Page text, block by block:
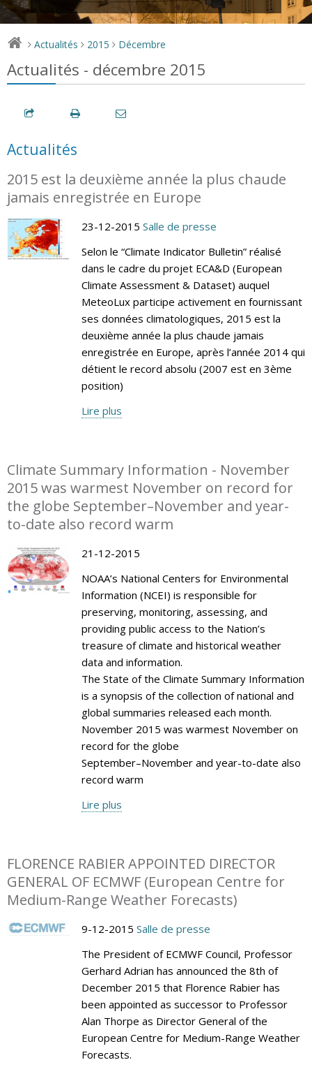
> Actualités > 2015 > Décembre
Actualités - décembre 2015
Actualités
2015 est la deuxième année la plus chaude
jamais enregistrée en Europe
23-12-2015 Salle de presse
Selon le “Climate Indicator Bulletin” réalisé
dans le cadre du projet ECA&D (European
Climate Assessment & Dataset) auquel
MeteoLux participe activement en fournissant
ses données climatologiques, 2015 est la
deuxième année la plus chaude jamais
enregistrée en Europe, après l’année 2014 qui
détient le record absolu (2007 est en 3ème
position)
Lire plus
Climate Summary Information - November
2015 was warmest November on record for
the globe September–November and year-
to-date also record warm
21-12-2015
NOAA’s National Centers for Environmental
Information (NCEI) is responsible for
preserving, monitoring, assessing, and
providing public access to the Nation’s
treasure of climate and historical weather
data and information.
The State of the Climate Summary Information
is a synopsis of the collection of national and
global summaries released each month.
November 2015 was warmest November on
record for the globe
September–November and year-to-date also
record warm
Lire plus
FLORENCE RABIER APPOINTED DIRECTOR
GENERAL OF ECMWF (European Centre for
Medium-Range Weather Forecasts)
9-12-2015 Salle de presse
The President of ECMWF Council, Professor
Gerhard Adrian has announced the 8th of
December 2015 that Florence Rabier has
been appointed as successor to Professor
Alan Thorpe as Director General of the
European Centre for Medium-Range Weather
Forecasts.